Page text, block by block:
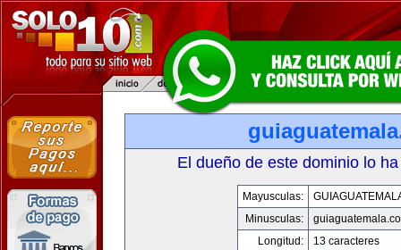
El dueño de este dominio lo
Mayusculas:
Minusculas:
Longitud:
13 caracteres